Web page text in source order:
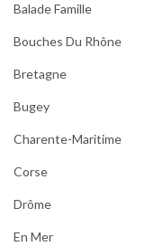
Balade Famille
Bouches Du Rhône
Bretagne
Bugey
Charente-Maritime
Corse
Drôme
En Mer